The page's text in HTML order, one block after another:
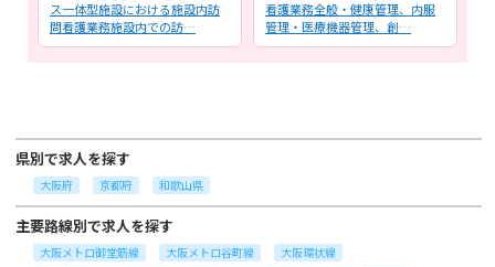
ス一体型施設における施設内訪
問看護業務施設内での訪…
看護業務全般・健康管理、内服
管理・医療機器管理、創…
県別で求人を探す
大阪府 京都府 和歌山県
主要路線別で求人を探す
大阪メトロ御堂筋線 大阪メトロ谷町線
大阪環状線